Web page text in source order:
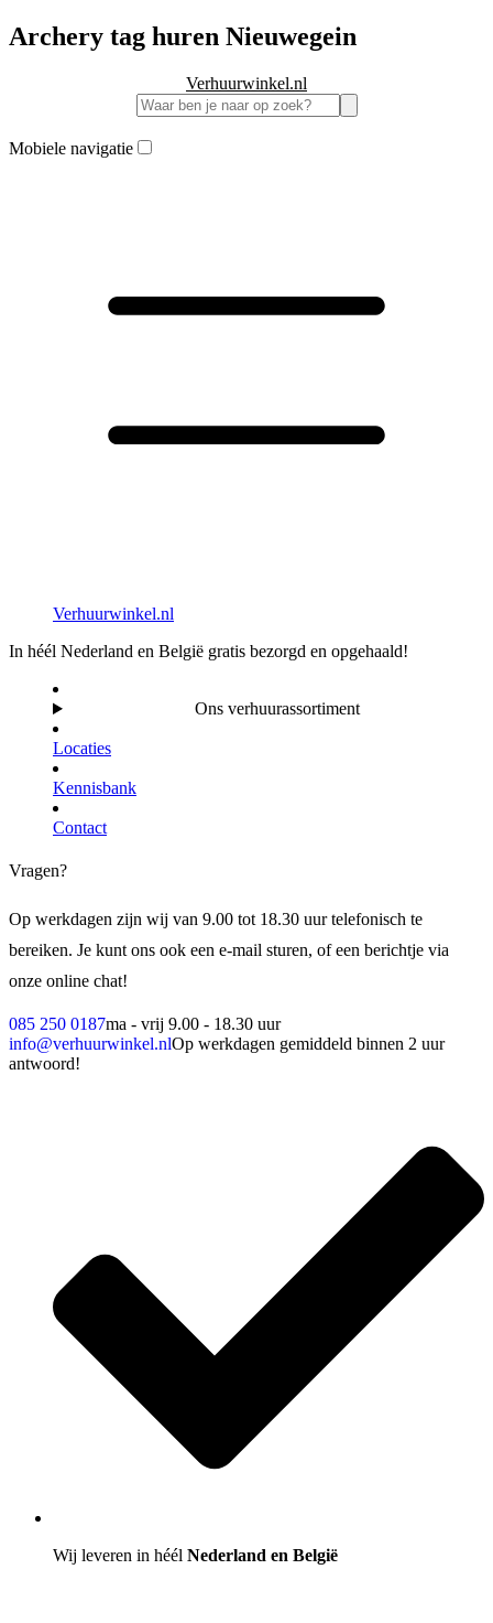
Archery tag huren Nieuwegein
Verhuurwinkel.nl
Mobiele navigatie
Verhuurwinkel.nl
In héél Nederland en België gratis bezorgd en opgehaald!
Ons verhuurassortiment
Locaties
Kennisbank
Contact
Vragen?
Op werkdagen zijn wij van 9.00 tot 18.30 uur telefonisch te
bereiken. Je kunt ons ook een e-mail sturen, of een berichtje via
onze online chat!
085 250 0187ma - vrij 9.00 - 18.30 uur
info@verhuurwinkel.nlOp werkdagen gemiddeld binnen 2 uur
antwoord!
Wij leveren in héél Nederland en België